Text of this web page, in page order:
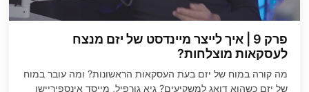
פרק 9 | איך לייצר מיינדסט של יזם מנצח
לעסקאות מוצלחות?
מה קורה במוח של יזם בעת העסקאות הראשונות? ומה עובר במוח
של יזם כשהוא דואג למשקיעים? גיא גורפיל, מייסד אינספיריישן